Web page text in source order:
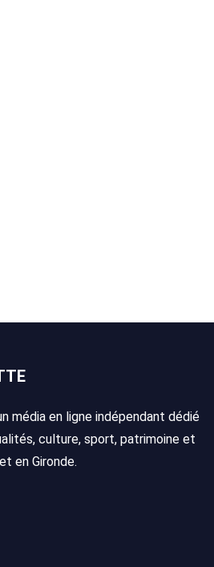
média en ligne indépendant dédié
culture, sport, patrimoine et
en Gironde.